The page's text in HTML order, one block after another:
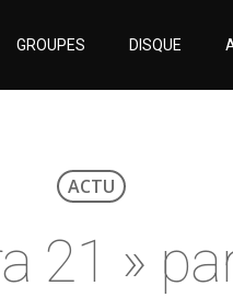
GROUPES DISQUE
ACTU
21 »